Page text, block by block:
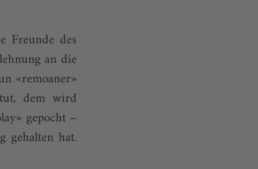
Freunde des
an die
«remoaner»
dem wird
gepocht –
gehalten hat.